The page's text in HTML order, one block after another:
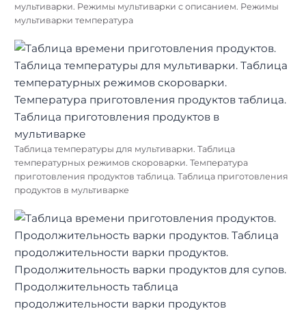
мультиварки. Режимы мультиварки с описанием. Режимы
мультиварки температура
Таблица температуры для мультиварки. Таблица
температурных режимов скороварки. Температура
приготовления продуктов таблица. Таблица приготовления
продуктов в мультиварке